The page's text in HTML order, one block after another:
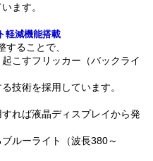
ます。
軽減機能搭載
ることで、
こすフリッカー（バックライ
技術を採用しています。
れば液晶ディスプレイから発
ルーライト（波長380～